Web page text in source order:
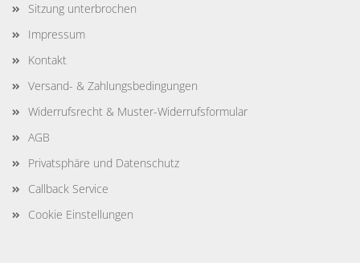
Sitzung unterbrochen
Impressum
Kontakt
Versand- & Zahlungsbedingungen
Widerrufsrecht & Muster-Widerrufsformular
AGB
Privatsphäre und Datenschutz
Callback Service
Cookie Einstellungen